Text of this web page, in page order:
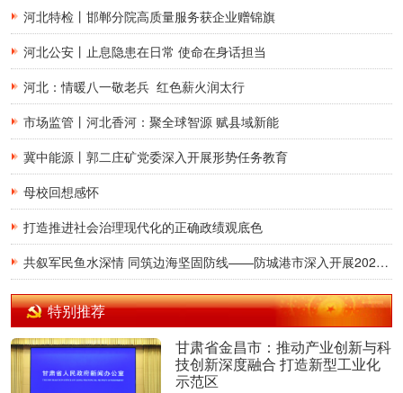
河北特检丨邯郸分院高质量服务获企业赠锦旗
河北公安丨止息隐患在日常 使命在身话担当
河北：情暖八一敬老兵 红色薪火润太行
市场监管丨河北香河：聚全球智源 赋县域新能
冀中能源丨郭二庄矿党委深入开展形势任务教育
母校回想感怀
打造推进社会治理现代化的正确政绩观底色
共叙军民鱼水深情 同筑边海坚固防线——防城港市深入开展2026年八一建军节慰问活动
特别推荐
甘肃省金昌市：推动产业创新与科
技创新深度融合 打造新型工业化
示范区